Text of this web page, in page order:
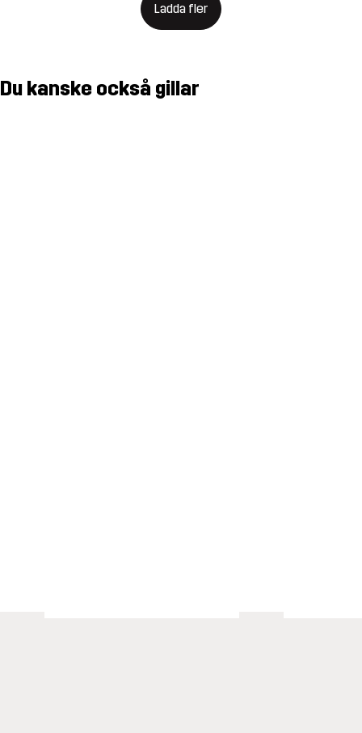
Ladda fler
Du kanske också gillar